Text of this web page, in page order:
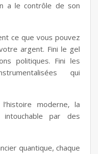
a le contrôle de son
ce que vous pouvez
argent. Fini le gel
politiques. Fini les
qui
moderne, la
par des
quantique, chaque